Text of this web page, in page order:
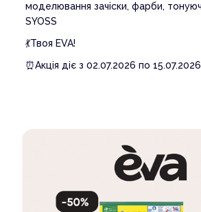
моделювання зачіски, фарби,
SYOSS
💃Твоя EVA!
⏰Акція діє з 02.07.2026 по 15.07.2026